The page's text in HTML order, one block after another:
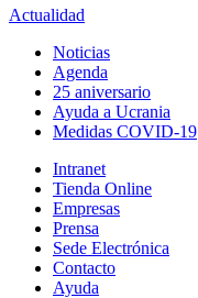
Actualidad
Noticias
Agenda
25 aniversario
Ayuda a Ucrania
Medidas COVID-19
Intranet
Tienda Online
Empresas
Prensa
Sede Electrónica
Contacto
Ayuda